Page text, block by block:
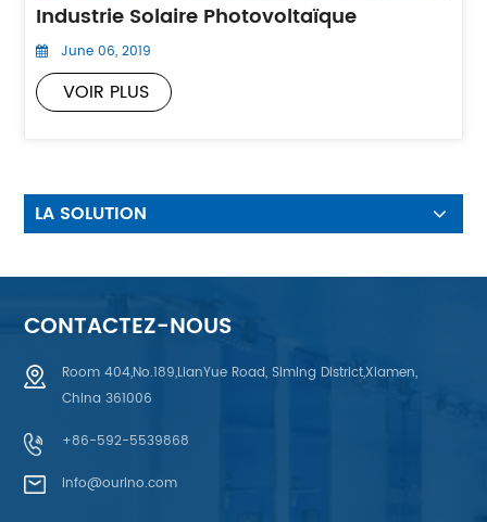
Industrie Solaire Photovoltaïque
June 06, 2019
VOIR PLUS
LA SOLUTION
CONTACTEZ-NOUS
Room 404,No.189,LianYue Road, Siming District,Xiamen,
China 361006
+86-592-5539868
info@ourino.com